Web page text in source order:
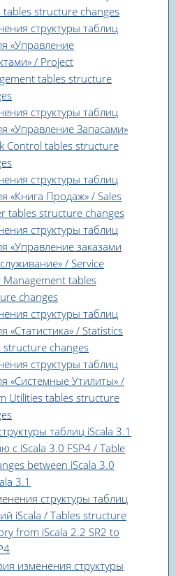
tables structure changes
структуры таблиц
«Управление
/ Project
tables structure
структуры таблиц
«Управление Запасами»
Control tables structure
структуры таблиц
«Книга Продаж» / Sales
tables structure changes
структуры таблиц
«Управление заказами
/ Service
Management tables
changes
структуры таблиц
«Статистика» / Statistics
structure changes
структуры таблиц
«Системные Утилиты» /
Utilities tables structure
таблиц iScala 3.1
с iScala 3.0 FSP4 / Table
between iScala 3.0
3.1
структуры таблиц
iScala / Tables structure
from iScala 2.2 SR2 to
изменения структуры